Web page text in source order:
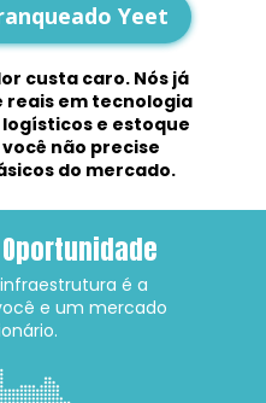
custa caro. Nós já
reais em tecnologia
e estoque
não precise
do mercado.
Yeet
é a
e um mercado